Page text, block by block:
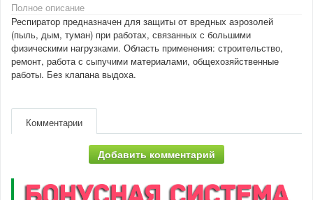
Полное описание
Респиратор предназначен для защиты от вредных аэрозолей
(пыль, дым, туман) при работах, связанных с большими
физическими нагрузками. Область применения: строительство,
ремонт, работа с сыпучими материалами, общехозяйственные
работы. Без клапана выдоха.
Комментарии
Добавить комментарий